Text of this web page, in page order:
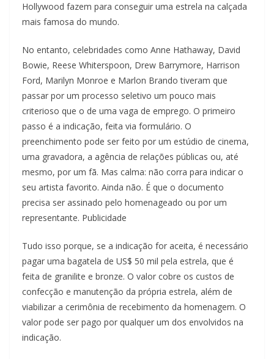
Hollywood fazem para conseguir uma estrela na calçada
mais famosa do mundo.
No entanto, celebridades como Anne Hathaway, David
Bowie, Reese Whiterspoon, Drew Barrymore, Harrison
Ford, Marilyn Monroe e Marlon Brando tiveram que
passar por um processo seletivo um pouco mais
criterioso que o de uma vaga de emprego. O primeiro
passo é a indicação, feita via formulário. O
preenchimento pode ser feito por um estúdio de cinema,
uma gravadora, a agência de relações públicas ou, até
mesmo, por um fã. Mas calma: não corra para indicar o
seu artista favorito. Ainda não. É que o documento
precisa ser assinado pelo homenageado ou por um
representante. Publicidade
Tudo isso porque, se a indicação for aceita, é necessário
pagar uma bagatela de US$ 50 mil pela estrela, que é
feita de granilite e bronze. O valor cobre os custos de
confecção e manutenção da própria estrela, além de
viabilizar a cerimônia de recebimento da homenagem. O
valor pode ser pago por qualquer um dos envolvidos na
indicação.